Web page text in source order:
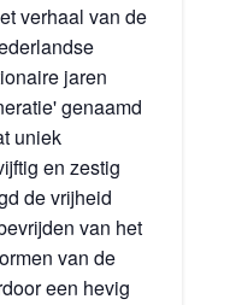
verhaal van de
jaren
genaamd
uniek
en zestig
de vrijheid
van het
van de
een hevig